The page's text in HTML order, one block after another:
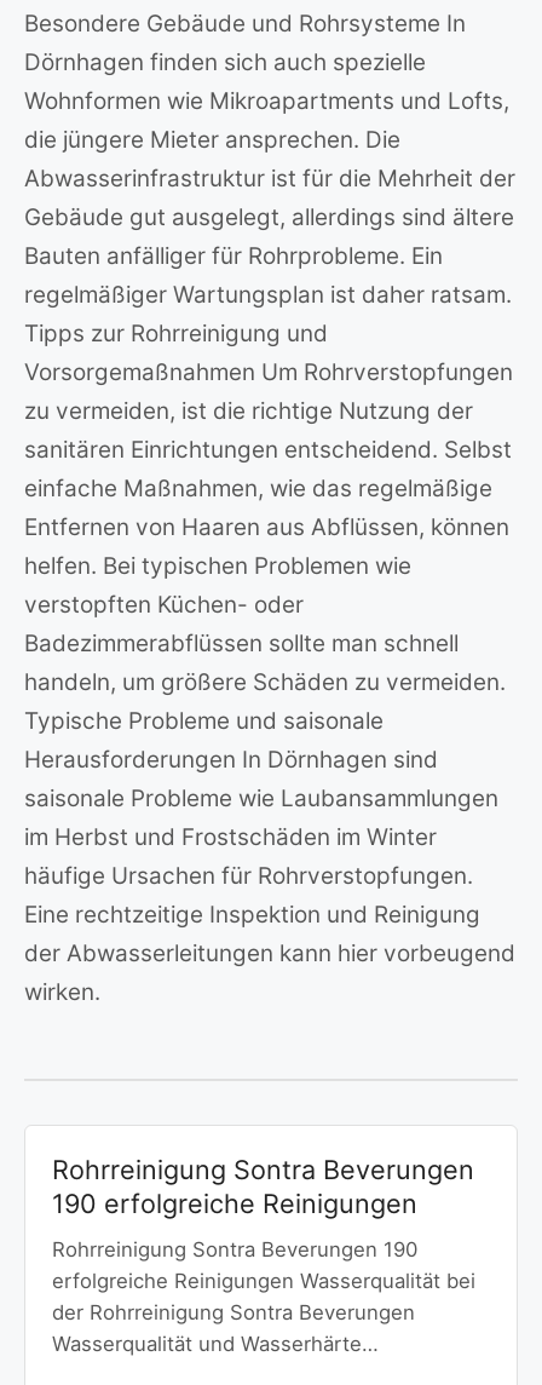
Besondere Gebäude und Rohrsysteme In
Dörnhagen finden sich auch spezielle
Wohnformen wie Mikroapartments und Lofts,
die jüngere Mieter ansprechen. Die
Abwasserinfrastruktur ist für die Mehrheit der
Gebäude gut ausgelegt, allerdings sind ältere
Bauten anfälliger für Rohrprobleme. Ein
regelmäßiger Wartungsplan ist daher ratsam.
Tipps zur Rohrreinigung und
Vorsorgemaßnahmen Um Rohrverstopfungen
zu vermeiden, ist die richtige Nutzung der
sanitären Einrichtungen entscheidend. Selbst
einfache Maßnahmen, wie das regelmäßige
Entfernen von Haaren aus Abflüssen, können
helfen. Bei typischen Problemen wie
verstopften Küchen- oder
Badezimmerabflüssen sollte man schnell
handeln, um größere Schäden zu vermeiden.
Typische Probleme und saisonale
Herausforderungen In Dörnhagen sind
saisonale Probleme wie Laubansammlungen
im Herbst und Frostschäden im Winter
häufige Ursachen für Rohrverstopfungen.
Eine rechtzeitige Inspektion und Reinigung
der Abwasserleitungen kann hier vorbeugend
wirken.
Rohrreinigung Sontra Beverungen
190 erfolgreiche Reinigungen
Rohrreinigung Sontra Beverungen 190
erfolgreiche Reinigungen Wasserqualität bei
der Rohrreinigung Sontra Beverungen
Wasserqualität und Wasserhärte…